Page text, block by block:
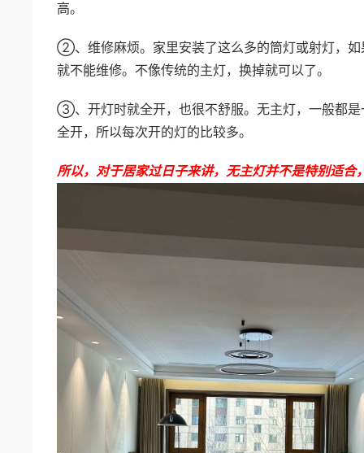
高。
②、维修麻烦。家里安装了这么多的筒灯或射灯，如
就不能维修。不像传统的主灯，换掉就可以了。
③、开灯时就全开，也很不舒服。无主灯，一般都是
全开，所以每次开的灯的比较多。
所以，对于居家过日子来讲，无主灯并不是特别适合